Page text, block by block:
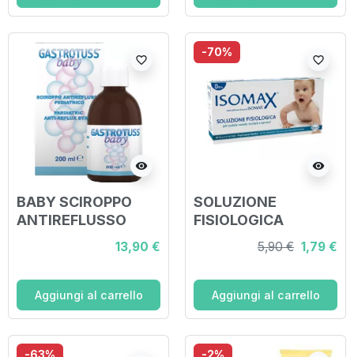
visibility
favorite_border
BABY SCIROPPO
ANTIREFLUSSO
GASTROTUSS 200
13,90 €
Aggiungi al carrello
-70%
visibility
favorite_border
SOLUZIONE
FISIOLOGICA
NASALE OCULARE
AEROSOLTERAPIA
5,90 € 1,79 €
Aggiungi al carrello
-63% -2%